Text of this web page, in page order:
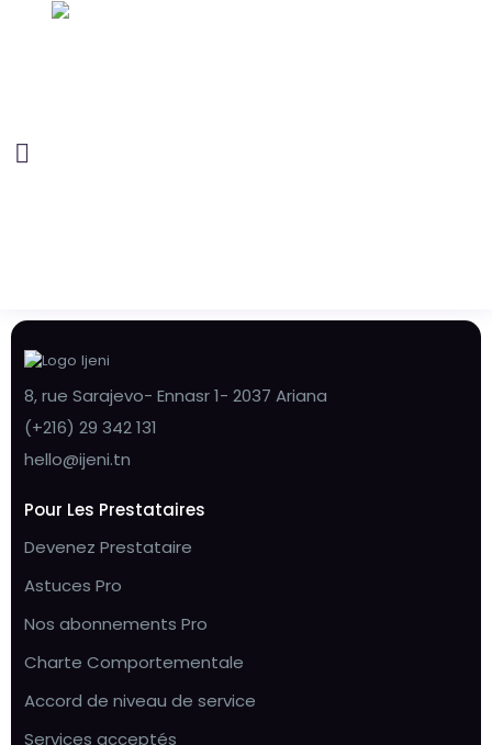
8, rue Sarajevo- Ennasr 1- 2037 Ariana
(+216) 29 342 131
hello@ijeni.tn
Pour Les Prestataires
Devenez Prestataire
Astuces Pro
Nos abonnements Pro
Charte Comportementale
Accord de niveau de service
Services acceptés